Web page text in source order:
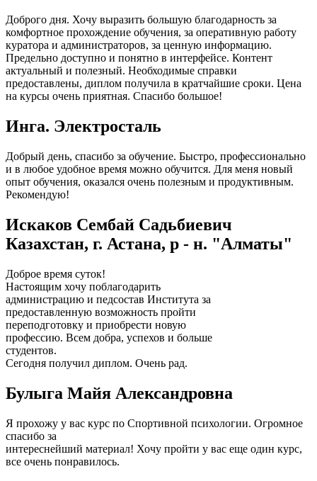
Доброго дня. Хочу выразить большую благодарность за
комфортное прохождение обучения, за оперативную работу
куратора и администраторов, за ценную информацию.
Предельно доступно и понятно в интерфейсе. Контент
актуальный и полезный. Необходимые справки
предоставлены, диплом получила в кратчайшие сроки. Цена
на курсы очень приятная. Спасибо большое!
Инга. Электросталь
Добрый день, спасибо за обучение. Быстро, профессионально
и в любое удобное время можно обучится. Для меня новый
опыт обучения, оказался очень полезным и продуктивным.
Рекомендую!
Искаков Сембай Садьбиевич
Казахстан, г. Астана, р - н. "Алматы"
Доброе время суток!
Настоящим хочу поблагодарить
администрацию и педсостав Института за
предоставленную возможность пройти
переподготовку и приобрести новую
профессию. Всем добра, успехов и больше
студентов.
Сегодня получил диплом. Очень рад.
Булыга Майя Александровна
Я прохожу у вас курс по Спортивной психологии. Огромное
спасибо за
интереснейший материал! Хочу пройти у вас еще один курс,
все очень понравилось.